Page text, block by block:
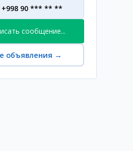
+998 90 *** ** **
сообщение...
объявления →